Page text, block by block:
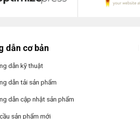
dẫn cơ bản
dẫn kỹ thuật
dẫn tải sản phẩm
dẫn cập nhật sản phẩm
sản phẩm mới